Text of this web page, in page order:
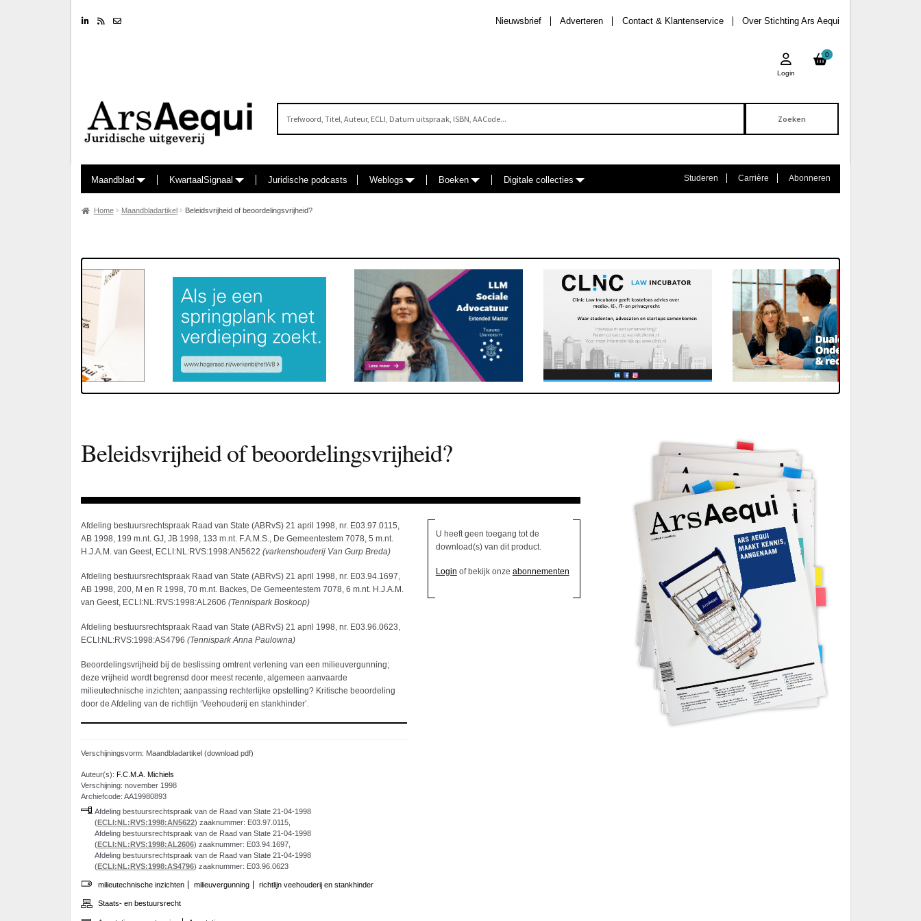
LinkedinRSS feed Over Stichting Ars Aequi
Contact & Klantenservice
Adverteren
Nieuwsbrief
0
Login
Maandblad KwartaalSignaal Juridische podcasts Weblogs Boeken Digitale collecties Studeren Carrière Abonneren
Home Maandbladartikel Beleidsvrijheid of beoordelingsvrijheid?
Beleidsvrijheid of beoordelingsvrijheid?
Afdeling bestuursrechtspraak Raad van State (ABRvS) 21 april 1998, nr. E03.97.0115,
AB 1998, 199 m.nt. GJ, JB 1998, 133 m.nt. F.A.M.S., De Gemeentestem 7078, 5 m.nt.
H.J.A.M. van Geest, ECLI:NL:RVS:1998:AN5622 (varkenshouderij Van Gurp Breda)
Afdeling bestuursrechtspraak Raad van State (ABRvS) 21 april 1998, nr. E03.94.1697,
AB 1998, 200, M en R 1998, 70 m.nt. Backes, De Gemeentestem 7078, 6 m.nt. H.J.A.M.
van Geest, ECLI:NL:RVS:1998:AL2606 (Tennispark Boskoop)
Afdeling bestuursrechtspraak Raad van State (ABRvS) 21 april 1998, nr. E03.96.0623,
ECLI:NL:RVS:1998:AS4796 (Tennispark Anna Paulowna)
Beoordelingsvrijheid bij de beslissing omtrent verlening van een milieuvergunning;
deze vrijheid wordt begrensd door meest recente, algemeen aanvaarde
milieutechnische inzichten; aanpassing rechterlijke opstelling? Kritische beoordeling
door de Afdeling van de richtlijn ‘Veehouderij en stankhinder’.
Verschijningsvorm: Maandbladartikel (download pdf)
Auteur(s): F.C.M.A. Michiels
Verschijning: november 1998
Archiefcode: AA19980893
Afdeling bestuursrechtspraak van de Raad van State 21-04-1998
(ECLI:NL:RVS:1998:AN5622) zaaknummer: E03.97.0115,
Afdeling bestuursrechtspraak van de Raad van State 21-04-1998
(ECLI:NL:RVS:1998:AL2606) zaaknummer: E03.94.1697,
Afdeling bestuursrechtspraak van de Raad van State 21-04-1998
(ECLI:NL:RVS:1998:AS4796) zaaknummer: E03.96.0623
milieutechnische inzichten milieuvergunning richtlijn veehouderij en stankhinder
Staats- en bestuursrecht
U heeft geen toegang tot de
download(s) van dit product.
Login of bekijk onze abonnementen